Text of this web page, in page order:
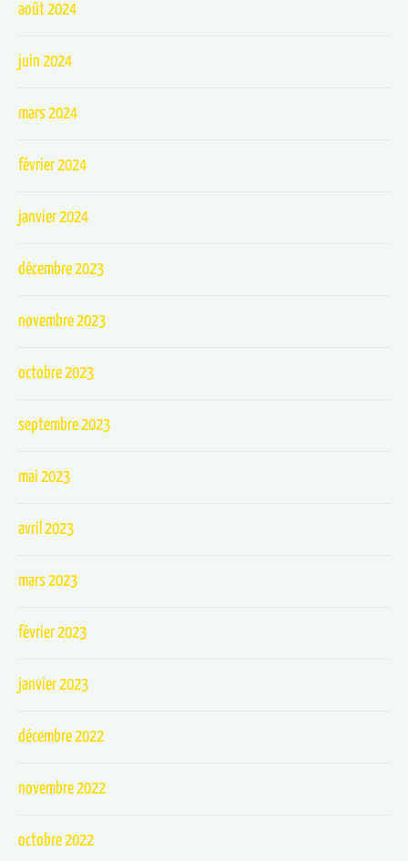
août 2024
juin 2024
mars 2024
février 2024
janvier 2024
décembre 2023
novembre 2023
octobre 2023
septembre 2023
mai 2023
avril 2023
mars 2023
février 2023
janvier 2023
décembre 2022
novembre 2022
octobre 2022